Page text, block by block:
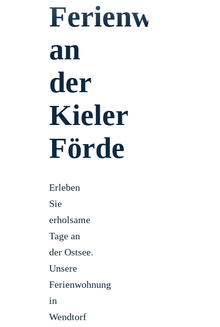
an
der
Kieler
Förde
Erleben
Sie
erholsame
Tage an
der Ostsee.
Unsere
Ferienwohnung
in
Wendtorf